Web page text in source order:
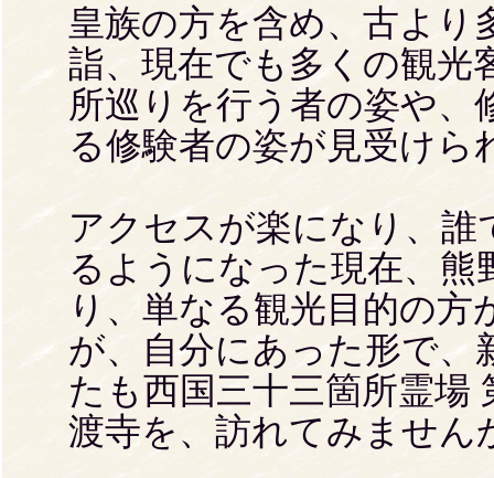
皇族の方を含め、古より
詣、現在でも多くの観光
所巡りを行う者の姿や、
る修験者の姿が見受けら
アクセスが楽になり、
るようになった現在、熊
り、単なる観光目的の
が、自分にあった形で、
たも西国三十三箇所霊場
渡寺を、訪れてみません